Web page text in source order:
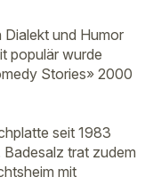
und Humor
populär wurde
Stories» 2000
seit 1983
trat zudem
mit